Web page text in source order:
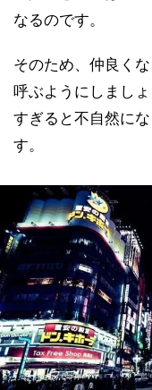
なるのです。
そのため、仲良く
呼ぶようにしまし
すぎると不自然に
す。